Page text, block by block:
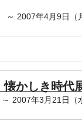
～ 2007年4月9日（
懐かしき時代
2007年3月21日（